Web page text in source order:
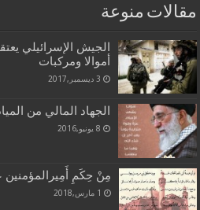
مقالات منوعة
أموالا ومركبات
3 ديسمبر,2017
الجهاد المالي من
8 يونيو,2016
مِنْ حِكَمِ أَمِيرالمؤمنين
1 مارس,2018